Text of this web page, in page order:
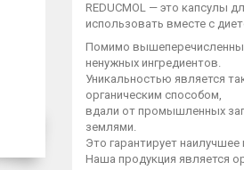
REDUCMOL — это капсулы
использовать вместе с
Помимо
ненужных ингредиентов.
Уникальностью является
органическим способом,
вдали от промышленных
землями.
Это гарантирует
Наша продукция является